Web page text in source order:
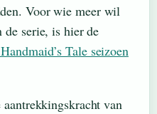
Voor wie meer wil
de serie, is hier de
Tale seizoen
van